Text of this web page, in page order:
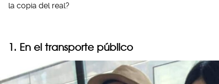
la copia del real?
1. En el transporte público